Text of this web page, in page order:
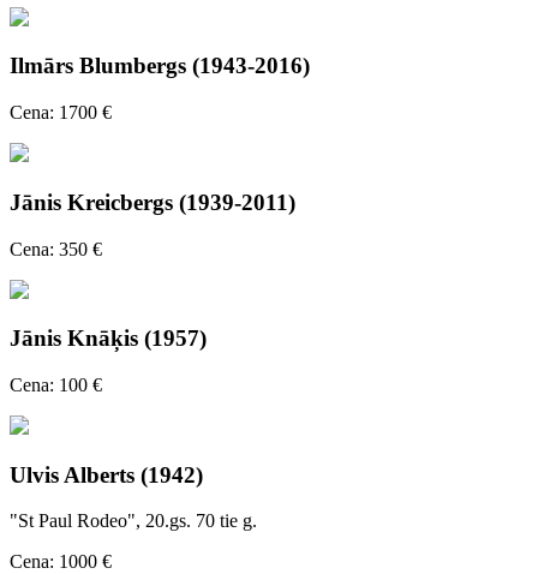
Ilmārs Blumbergs (1943-2016)
Cena: 1700 €
Jānis Kreicbergs (1939-2011)
Cena: 350 €
Jānis Knāķis (1957)
Cena: 100 €
Ulvis Alberts (1942)
"St Paul Rodeo", 20.gs. 70 tie g.
Cena: 1000 €